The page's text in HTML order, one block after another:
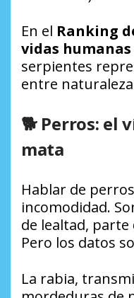
En el Ranking
vidas
serpientes
entre
🐕 Perros: el
mata
Hablar de
incomodidad.
de lealtad,
Pero los datos
La rabia,